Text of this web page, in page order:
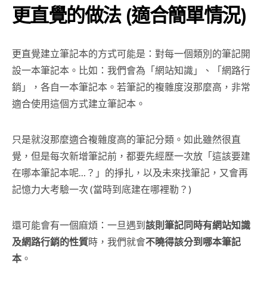
更直覺的做法 (適合簡單情況)
更直覺建立筆記本的方式可能是：對每一個類別的筆記開
設一本筆記本。比如：我們會為「網站知識」、「網路行
銷」，各自一本筆記本。若筆記的複雜度沒那麼高，非常
適合使用這個方式建立筆記本。
只是就沒那麼適合複雜度高的筆記分類。如此雖然很直
覺，但是每次新增筆記前，都要先經歷一次放「這該要建
在哪本筆記本呢…？」的掙扎，以及未來找筆記，又會再
記憶力大考驗一次 (當時到底建在哪裡勒？)
還可能會有一個麻煩：一旦遇到該則筆記同時有網站知識
及網路行銷的性質時，我們就會不曉得該分到哪本筆記
本 。